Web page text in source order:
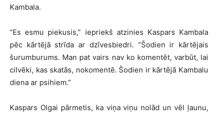
Kambala.
“Es esmu piekusis,” iepriekš atzinies Kaspars Kambala
pēc kārtējā strīda ar dzīvesbiedri. “Šodien ir kārtējais
šurumburums. Man pat vairs nav ko komentēt, varbūt, lai
cilvēki, kas skatās, nokomentē. Šodien ir kārtējā Kambalu
diena ar psihiem.”
Kaspars Olgai pārmetis, ka viņa viņu nolād un vēl ļaunu,